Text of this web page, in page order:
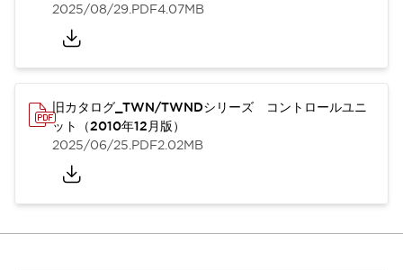
2025/08/29.PDF4.07MB
旧カタログ_TWN/TWNDシリーズ コントロールユニ
ット（2010年12月版）
2025/06/25.PDF2.02MB